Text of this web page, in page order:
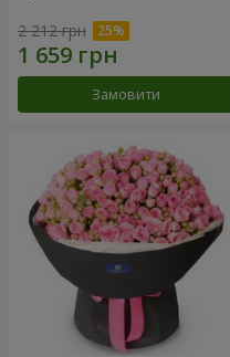
2 212 грн
Замовити